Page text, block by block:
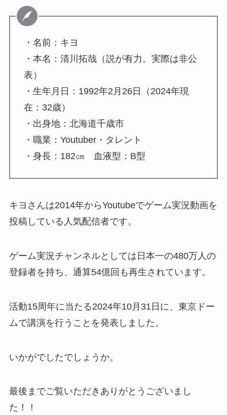
・名前：キヨ
・本名：清川拓哉（説が有力。実際は非公
表）
・生年月日：1992年2月26日（2024年現
在：32歳）
・出身地：北海道千歳市
・職業：Youtuber・タレント
・身長：182㎝ 血液型：B型
キヨさんは2014年からYoutubeでゲーム実況動画を
投稿している人気配信者です。
ゲーム実況チャンネルとしては日本一の480万人の
登録者を持ち、通算54億回も再生されています。
活動15周年に当たる2024年10月31日に、東京ドー
ムで講演を行うことを発表しました。
いかがでしたでしょうか。
最後までご覧いただきありがとうございまし
た！！